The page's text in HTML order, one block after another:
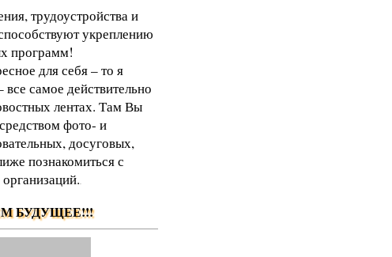
трудоустройства и
укреплению
программ!
для себя – то я
самое действительно
лентах. Там Вы
фото- и
досуговых,
познакомиться с
БУДУЩЕЕ!!!